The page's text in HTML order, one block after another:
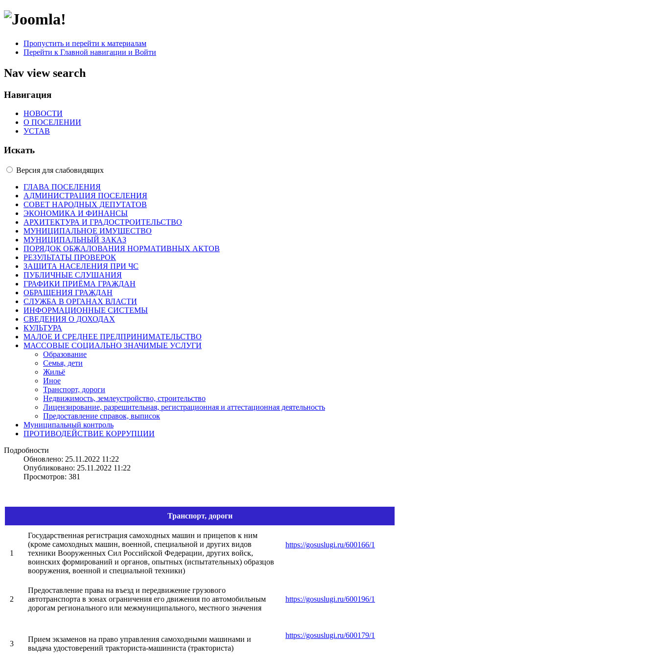
Пропустить и перейти к материалам
Перейти к Главной навигации и Войти
Nav view search
Навигация
НОВОСТИ
О ПОСЕЛЕНИИ
УСТАВ
Искать
Версия для слабовидящих
ГЛАВА ПОСЕЛЕНИЯ
АДМИНИСТРАЦИЯ ПОСЕЛЕНИЯ
СОВЕТ НАРОДНЫХ ДЕПУТАТОВ
ЭКОНОМИКА И ФИНАНСЫ
АРХИТЕКТУРА И ГРАДОСТРОИТЕЛЬСТВО
МУНИЦИПАЛЬНОЕ ИМУЩЕСТВО
МУНИЦИПАЛЬНЫЙ ЗАКАЗ
ПОРЯДОК ОБЖАЛОВАНИЯ НОРМАТИВНЫХ АКТОВ
РЕЗУЛЬТАТЫ ПРОВЕРОК
ЗАЩИТА НАСЕЛЕНИЯ ПРИ ЧС
ПУБЛИЧНЫЕ СЛУШАНИЯ
ГРАФИКИ ПРИЁМА ГРАЖДАН
ОБРАЩЕНИЯ ГРАЖДАН
СЛУЖБА В ОРГАНАХ ВЛАСТИ
ИНФОРМАЦИОННЫЕ СИСТЕМЫ
СВЕДЕНИЯ О ДОХОДАХ
КУЛЬТУРА
МАЛОЕ И СРЕДНЕЕ ПРЕДПРИНИМАТЕЛЬСТВО
МАССОВЫЕ СОЦИАЛЬНО ЗНАЧИМЫЕ УСЛУГИ
Образование
Семья, дети
Жильё
Иное
Транспорт, дороги
Недвижимость, землеустройство, строительство
Лицензирование, разрешительная, регистрационная и аттестационная деятельность
Предоставление справок, выписок
Муниципальный контроль
ПРОТИВОДЕЙСТВИЕ КОРРУПЦИИ
Подробности
Обновлено: 25.11.2022 11:22
Опубликовано: 25.11.2022 11:22
Просмотров: 381
Транспорт, дороги
1
Государственная регистрация самоходных машин и прицепов к ним
(кроме самоходных машин, военной, специальной и других видов
техники Вооруженных Сил Российской Федерации, других войск,
воинских формирований и органов, опытных (испытательных) образцов
вооружения, военной и специальной техники)
https://gosuslugi.ru/600166/1
2
Предоставление права на въезд и передвижение грузового
автотранспорта в зонах ограничения его движения по автомобильным
дорогам регионального или межмуниципального, местного значения
https://gosuslugi.ru/600196/1
3
Прием экзаменов на право управления самоходными машинами и
выдача удостоверений тракториста-машиниста (тракториста)
https://gosuslugi.ru/600179/1